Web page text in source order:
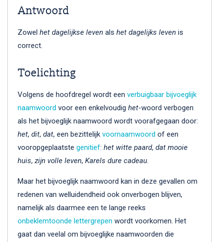
Antwoord
Zowel het dagelijkse leven als het dagelijks leven is
correct.
Toelichting
Volgens de hoofdregel wordt een verbuigbaar bijvoeglijk
naamwoord voor een enkelvoudig het-woord verbogen
als het bijvoeglijk naamwoord wordt voorafgegaan door:
het, dit, dat, een bezittelijk voornaamwoord of een
vooropgeplaatste genitief: het witte paard, dat mooie
huis, zijn volle leven, Karels dure cadeau.
Maar het bijvoeglijk naamwoord kan in deze gevallen om
redenen van welluidendheid ook onverbogen blijven,
namelijk als daarmee een te lange reeks
onbeklemtoonde lettergrepen wordt voorkomen. Het
gaat dan veelal om bijvoeglijke naamwoorden die